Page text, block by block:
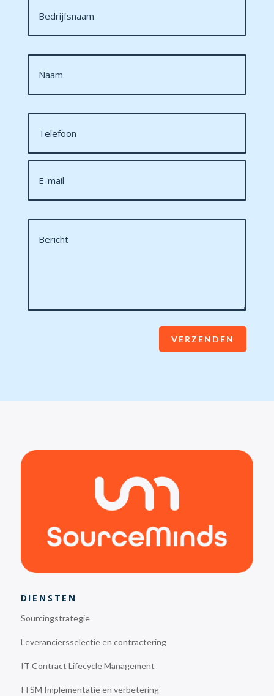
VERZENDEN
DIENSTEN
Sourcingstrategie
Leveranciersselectie en contractering
IT Contract Lifecycle Management
ITSM Implementatie en verbetering